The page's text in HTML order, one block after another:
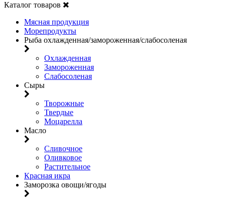
Каталог товаров
Мясная продукция
Морепродукты
Рыба охлажденная/замороженная/слабосоленая
Охлажденная
Замороженная
Слабосоленая
Сыры
Творожные
Твердые
Моцарелла
Масло
Сливочное
Оливковое
Растительное
Красная икра
Заморозка овощи/ягоды